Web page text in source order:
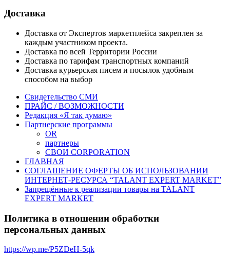
Доставка
Доставка от Экспертов маркетплейса закреплен за
каждым участником проекта.
Доставка по всей Территории России
Доставка по тарифам транспортных компаний
Доставка курьерская писем и посылок удобным
способом на выбор
Свидетельство СМИ
ПРАЙС / ВОЗМОЖНОСТИ
Редакция «Я так думаю»
Партнерские программы
OR
партнеры
СВОИ CORPORATION
ГЛАВНАЯ
СОГЛАШЕНИЕ ОФЕРТЫ ОБ ИСПОЛЬЗОВАНИИ
ИНТЕРНЕТ-РЕСУРСА “TALANT EXPERT MARKET”
Запрещённые к реализации товары на TALANT
EXPERT MARKET
Политика в отношении обработки
персональных данных
https://wp.me/P5ZDeH-5qk